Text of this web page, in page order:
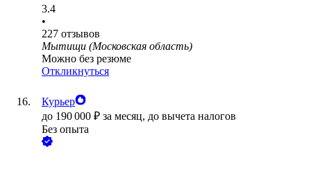
3.4
•
227 отзывов
Мытищи (Московская область)
Можно без резюме
Откликнуться
Курьер
до 190 000 ₽ за месяц, до вычета налогов
Без опыта